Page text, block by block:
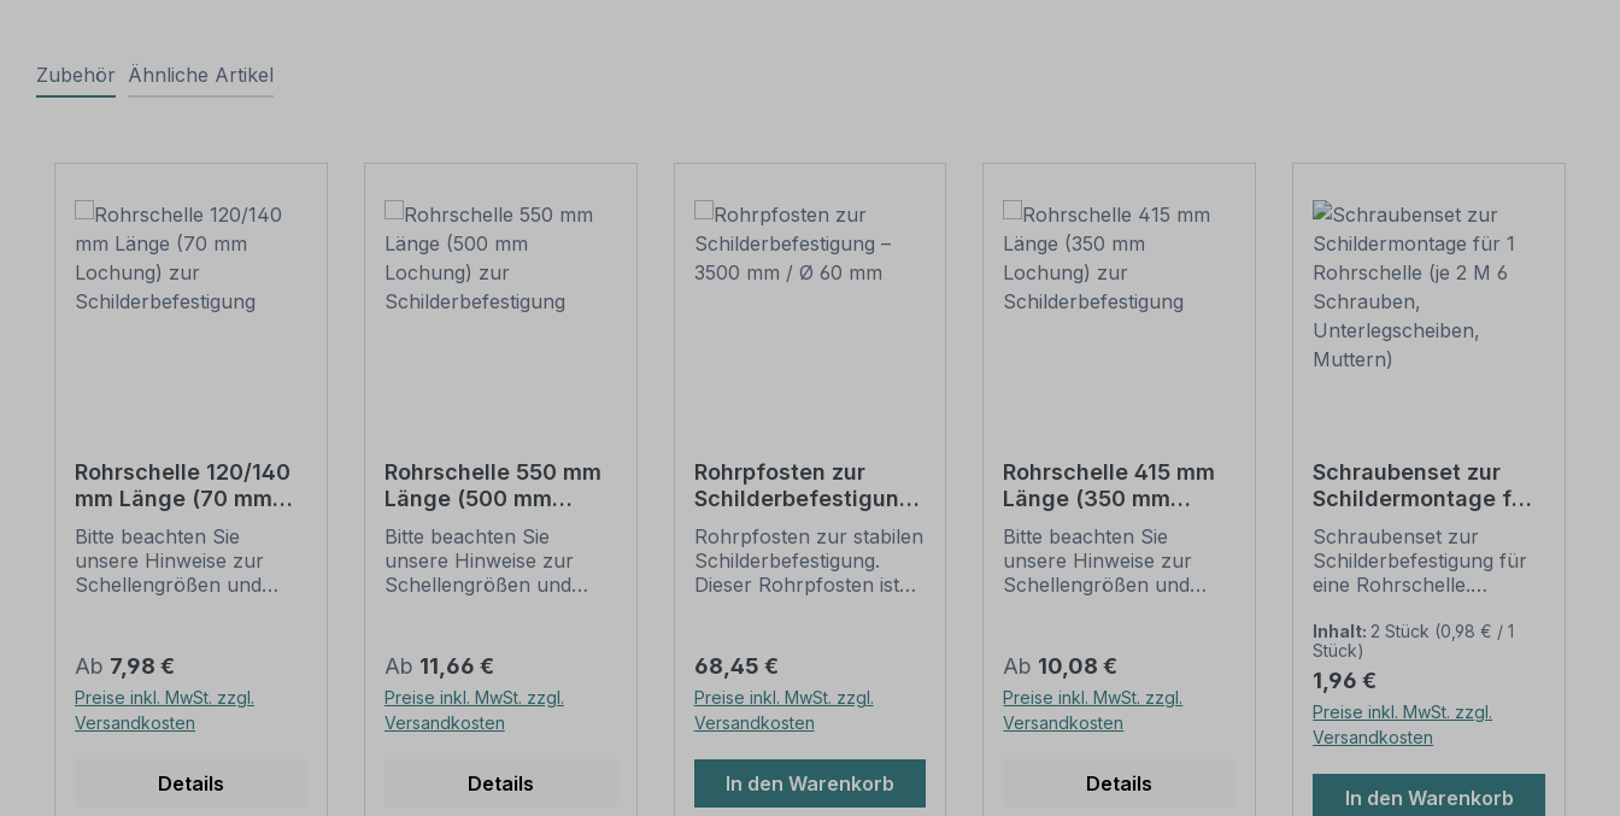
Zubehör Ähnliche Artikel
Rohrschelle 120/140
mm Länge (70 mm
Lochung) zur
Schilderbefestigung
Bitte beachten Sie
unsere Hinweise zur
Schellengrößen und
(weiter unten).
Rohrschellen nach der
IVZ-Norm stellen die
Standardbefestigungen
Verkehrszeichen dar. Sie
Regulärer Preis:
Ab 7,98 €
Preise inkl. MwSt. zzgl.
Versandkosten
Details
Rohrschelle 550 mm
Länge (500 mm
Lochung) zur
Schilderbefestigung
Bitte beachten Sie
unsere Hinweise zur
Schellengrößen und
(weiter unten).
Rohrschellen nach der
IVZ-Norm stellen die
Standardbefestigungen
Verkehrszeichen dar. Sie
Regulärer Preis:
Ab 11,66 €
Preise inkl. MwSt. zzgl.
Versandkosten
Details
Rohrpfosten zur
Schilderbefestigung
– 3500 mm / Ø 60
mm
Rohrpfosten zur stabilen
Schilderbefestigung.
Dieser Rohrpfosten ist
60 mm geeignet.
Merkmale dieses
Rohrpfostens:
Ausführung: Stahl,
Ausführung -
Regulärer Preis:
68,45 €
Preise inkl. MwSt. zzgl.
Versandkosten
In den Warenkorb
Rohrschelle 415 mm
Länge (350 mm
Lochung) zur
Schilderbefestigung
Bitte beachten Sie
unsere Hinweise zur
Schellengrößen und
(weiter unten).
Rohrschellen nach der
IVZ-Norm stellen die
Standardbefestigungen
Verkehrszeichen dar. Sie
Regulärer Preis:
Ab 10,08 €
Preise inkl. MwSt. zzgl.
Versandkosten
Details
Schraubenset zur
Schildermontage für
1 Rohrschelle (je 2 M
6 Schrauben,
Unterlegscheiben,
Schraubenset zur
Schilderbefestigung für
eine Rohrschelle.
Schraubensets zur
Schilderbefestigung:
Ausführung: Stahl,
feuerverzinkt
Verpackungseinheit -
Set: 2 Stück -
Kreuzschlitzschrauben
M 6 x 16 2 Stück -
Inhalt: 2 Stück (0,98 € / 1
Stück)
Regulärer Preis:
1,96 €
Preise inkl. MwSt. zzgl.
Versandkosten
In den Warenkorb